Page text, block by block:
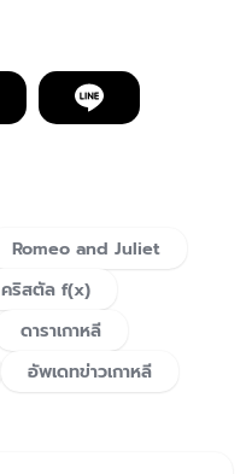
Romeo and Juliet
คริสตัล f(x)
ดาราเกาหลี
อัพเดทข่าวเกาหลี